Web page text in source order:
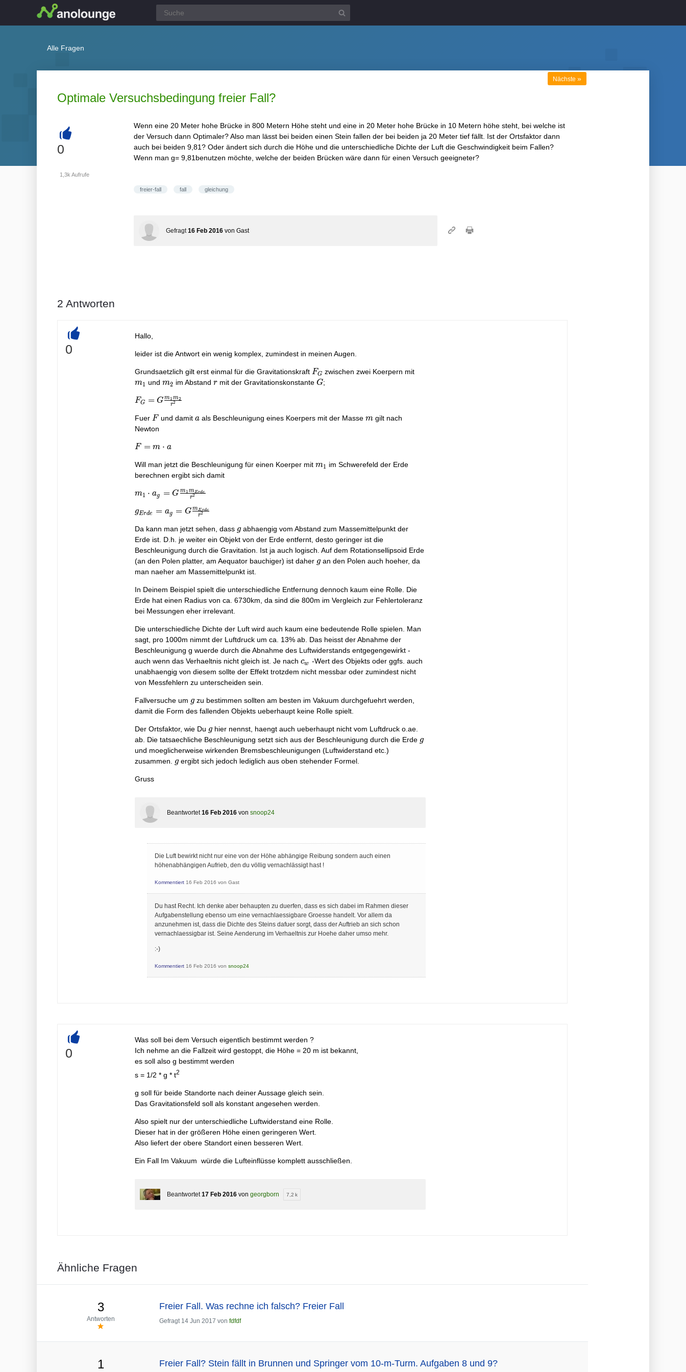
Alle Fragen
Optimale Versuchsbedingung freier Fall?
Nächste »
+
0
1,3k Aufrufe
Wenn eine 20 Meter hohe Brücke in 800 Metern Höhe steht und eine in 20 Meter hohe Brücke in 10 Metern höhe steht, bei welche ist
der Versuch dann Optimaler? Also man lässt bei beiden einen Stein fallen der bei beiden ja 20 Meter tief fällt. Ist der Ortsfaktor dann
auch bei beiden 9,81? Oder ändert sich durch die Höhe und die unterschiedliche Dichte der Luft die Geschwindigkeit beim Fallen?
Wenn man g= 9,81benutzen möchte, welche der beiden Brücken wäre dann für einen Versuch geeigneter?
freier-fall fall gleichung
Gefragt 16 Feb 2016 von Gast
2 Antworten
+
0
Hallo,
leider ist die Antwort ein wenig komplex, zumindest in meinen Augen.
Grundsaetzlich gilt erst einmal für die Gravitationskraft F_G
FG zwischen zwei Koerpern mitm_1
m1 und m_2
m2 im Abstand r
rmit der Gravitationskonstante G
G;
F_G = G
{r^2}
FG = G r2
m1 m2
Fuer F
Fund damit a
aals Beschleunigung eines Koerpers mit der Masse m
mgilt nach
Newton
F =
\cdot
a
F = m ⋅ a
Will man jetzt die Beschleunigung für einen Koerper mit m_1
m1 im Schwerefeld der Erde
berechnen ergibt sich damit
m_1 \cdot a_g = G
{r^2}
m1 ⋅ ag = G r2
m1 mErde
g_{Erde}= a_g =
\frac{m_{Erde}}
{r^2}
gErde = ag = G r2
mErde
Da kann man jetzt sehen, dass g
g abhaengig vom Abstand zum Massemittelpunkt der
Erde ist. D.h. je weiter ein Objekt von der Erde entfernt, desto geringer ist die
Beschleunigung durch die Gravitation. Ist ja auch logisch. Auf dem Rotationsellipsoid Erde
(an den Polen platter, am Aequator bauchiger) ist daher g
g an den Polen auch hoeher, da
man naeher am Massemittelpunkt ist.
In Deinem Beispiel spielt die unterschiedliche Entfernung dennoch kaum eine Rolle. Die
Erde hat einen Radius von ca. 6730km, da sind die 800m im Vergleich zur Fehlertoleranz
bei Messungen eher irrelevant.
Die unterschiedliche Dichte der Luft wird auch kaum eine bedeutende Rolle spielen. Man
sagt, pro 1000m nimmt der Luftdruck um ca. 13% ab. Das heisst der Abnahme der
Beschleunigung g wuerde durch die Abnahme des Luftwiderstands entgegengewirkt -
auch wenn das Verhaeltnis nicht gleich ist. Je nach c_w
cw -Wert des Objekts oder ggfs. auch
unabhaengig von diesem sollte der Effekt trotzdem nicht messbar oder zumindest nicht
von Messfehlern zu unterscheiden sein.
Fallversuche um g
g zu bestimmen sollten am besten im Vakuum durchgefuehrt werden,
damit die Form des fallenden Objekts ueberhaupt keine Rolle spielt.
Der Ortsfaktor, wie Du g
g hier nennst, haengt auch ueberhaupt nicht vom Luftdruck o.ae.
ab. Die tatsaechliche Beschleunigung setzt sich aus der Beschleunigung durch die Erde g
g
und moeglicherweise wirkenden Bremsbeschleunigungen (Luftwiderstand etc.)
zusammen. g
g ergibt sich jedoch lediglich aus oben stehender Formel.
Gruss
Beantwortet 16 Feb 2016 von snoop24
Die Luft bewirkt nicht nur eine von der Höhe abhängige Reibung sondern auch einen
höhenabhängigen Aufrieb, den du völlig vernachlässigt hast !
Kommentiert 16 Feb 2016 von Gast
Du hast Recht. Ich denke aber behaupten zu duerfen, dass es sich dabei im Rahmen dieser
Aufgabenstellung ebenso um eine vernachlaessigbare Groesse handelt. Vor allem da
anzunehmen ist, dass die Dichte des Steins dafuer sorgt, dass der Auftrieb an sich schon
vernachlaessigbar ist. Seine Aenderung im Verhaeltnis zur Hoehe daher umso mehr.
:-)
Kommentiert 16 Feb 2016 von snoop24
+
0
Was soll bei dem Versuch eigentlich bestimmt werden ?
Ich nehme an die Fallzeit wird gestoppt, die Höhe = 20 m ist bekannt,
es soll also g bestimmt werden
s = 1/2 * g * t2
g soll für beide Standorte nach deiner Aussage gleich sein.
Das Gravitationsfeld soll als konstant angesehen werden.
Also spielt nur der unterschiedliche Luftwiderstand eine Rolle.
Dieser hat in der größeren Höhe einen geringeren Wert.
Also liefert der obere Standort einen besseren Wert.
Ein Fall Im Vakuum würde die Lufteinflüsse komplett ausschließen.
Beantwortet 17 Feb 2016 von georgborn 7,2 k
Ähnliche Fragen
3
Antworten
Freier Fall. Was rechne ich falsch? Freier Fall
Gefragt 14 Jun 2017 von fdfdf
1 Freier Fall? Stein fällt in Brunnen und Springer vom 10-m-Turm. Aufgaben 8 und 9?